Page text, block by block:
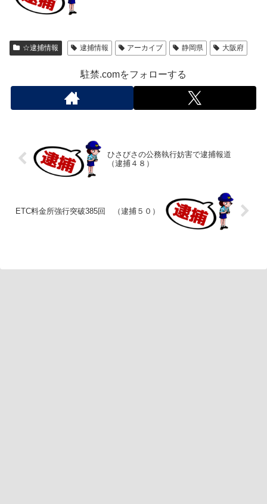
☆逮捕情報 逮捕情報 アーカイブ 静岡県 大阪府
駐禁.comをフォローする
ひさびさの公務執行妨害で逮捕報道
（逮捕４８）
ETC料金所強行突破385回 （逮捕５０）